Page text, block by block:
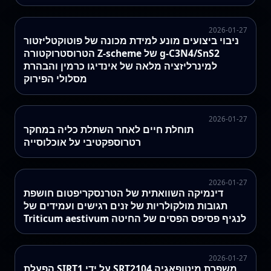
2026-01-27
ניבוי ביצועים מונע למידת מכונה של פוטוקטליזטור
הטרוסטרוקטורה Z‑scheme של g-C3N4/SnS2
למינרליזציה מלאה של אינדיגו כרמין והבהרת
מסלולי הפירוק
2026-01-27
תוחלת חיים לאחר השתלת כליה במחקר
רטרוספקטיבי על אוכלוסייה
2026-01-27
דינמיקה השוואתית של הטרנסקריפטום חושפת
תגובות מולקולריות של זנים רגישים ועמידים של
Triticum aestivum לנגיף פסיפס הפסים של החיטה
2026-01-27